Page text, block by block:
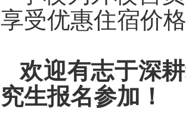
享受优惠住宿价
欢迎有志于深
究生报名参加！